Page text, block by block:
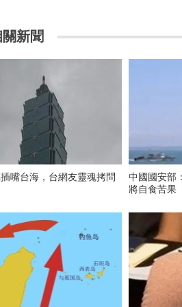
新聞
嘴台海，台網友靈魂拷問
中國國安部
將自食苦果